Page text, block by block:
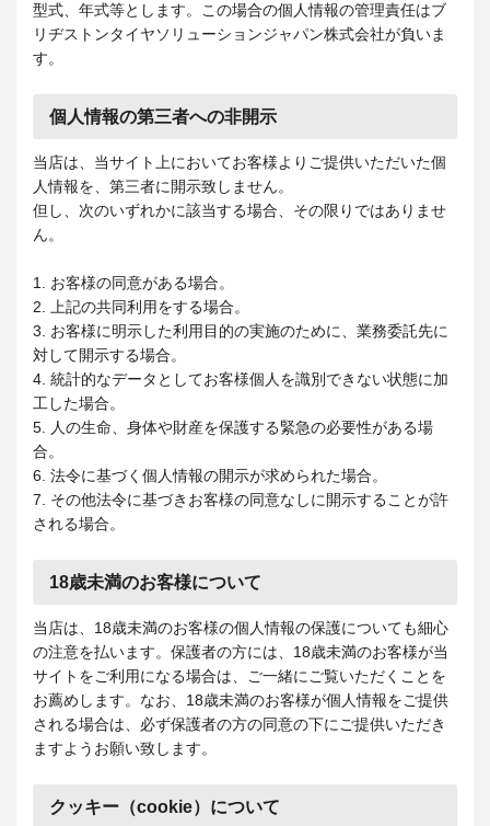
型式、年式等とします。この場合の個人情報の管理責任はブ
リヂストンタイヤソリューションジャパン株式会社が負いま
す。
個人情報の第三者への非開示
当店は、当サイト上においてお客様よりご提供いただいた個
人情報を、第三者に開示致しません。
但し、次のいずれかに該当する場合、その限りではありませ
ん。
1. お客様の同意がある場合。
2. 上記の共同利用をする場合。
3. お客様に明示した利用目的の実施のために、業務委託先に
対して開示する場合。
4. 統計的なデータとしてお客様個人を識別できない状態に加
工した場合。
5. 人の生命、身体や財産を保護する緊急の必要性がある場
合。
6. 法令に基づく個人情報の開示が求められた場合。
7. その他法令に基づきお客様の同意なしに開示することが許
される場合。
18歳未満のお客様について
当店は、18歳未満のお客様の個人情報の保護についても細心
の注意を払います。保護者の方には、18歳未満のお客様が当
サイトをご利用になる場合は、ご一緒にご覧いただくことを
お薦めします。なお、18歳未満のお客様が個人情報をご提供
される場合は、必ず保護者の方の同意の下にご提供いただき
ますようお願い致します。
クッキー（cookie）について